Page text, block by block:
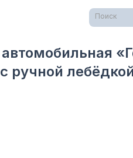
Поиск
ручной лебёдкой